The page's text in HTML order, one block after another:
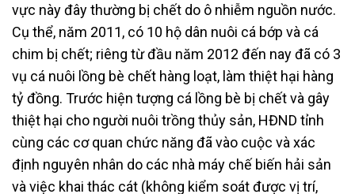
vực này đây thường bị chết do ô nhiễm nguồn nước.
Cụ thể, năm 2011, có 10 hộ dân nuôi cá bớp và cá
chim bị chết; riêng từ đầu năm 2012 đến nay đã có 3
vụ cá nuôi lồng bè chết hàng loạt, làm thiệt hại hàng
tỷ đồng. Trước hiện tượng cá lồng bè bị chết và gây
thiệt hại cho người nuôi trồng thủy sản, HĐND tỉnh
cùng các cơ quan chức năng đã vào cuộc và xác
định nguyên nhân do các nhà máy chế biến hải sản
và việc khai thác cát (không kiểm soát được vị trí,